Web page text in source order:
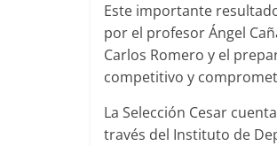
Este importante
por el profesor Ángel
Carlos Romero y el
competitivo y
La Selección Cesar
través del Instituto de